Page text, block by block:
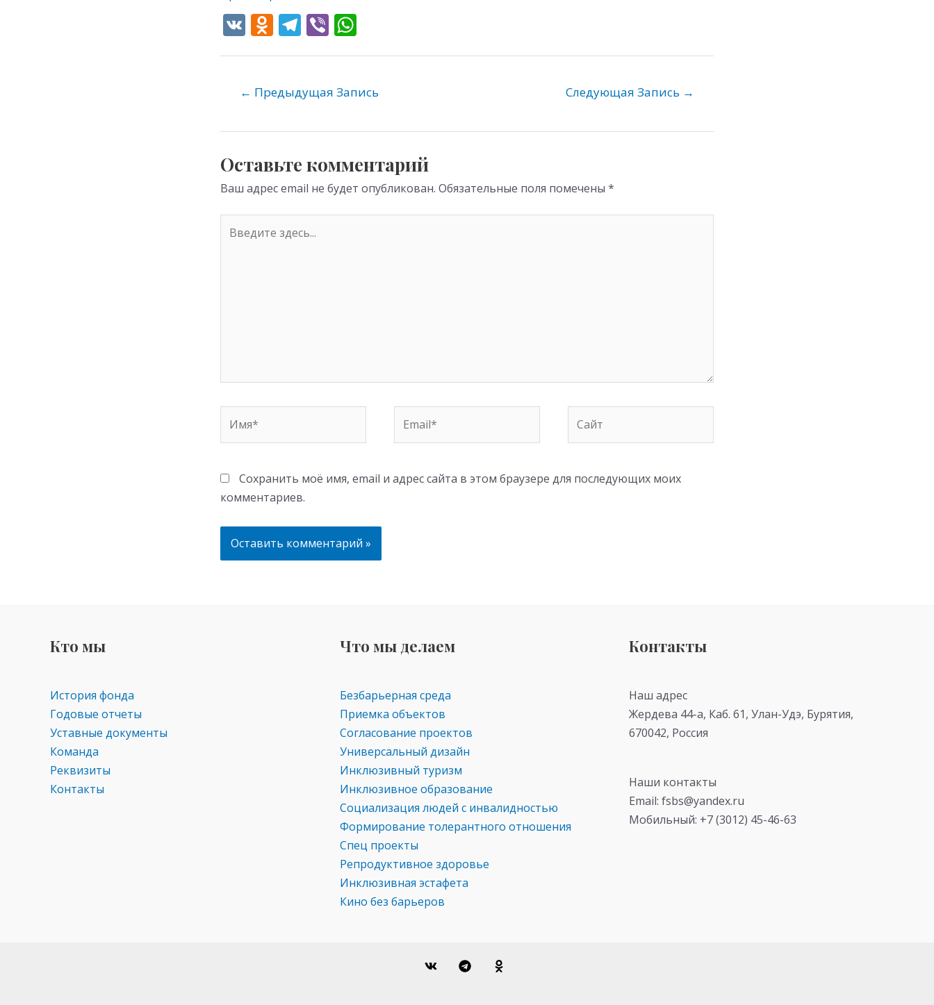
V O
o
as
s
ni
ki
T
gr
m
Vi
s
p
p
← Предыдущая Запись Следующая Запись →
Оставьте комментарий
Ваш адрес email не будет опубликован. Обязательные поля помечены *
здесь...
Сохранить моё имя, email и адрес сайта в этом браузере для последующих моих
комментариев.
Кто мы
История фонда
Годовые отчеты
Уставные документы
Команда
Реквизиты
Контакты
Что мы делаем
Безбарьерная среда
Приемка объектов
Согласование проектов
Универсальный дизайн
Инклюзивный туризм
Инклюзивное образование
Социализация людей с инвалидностью
Формирование толерантного отношения
Спец проекты
Репродуктивное здоровье
Инклюзивная эстафета
Кино без барьеров
Контакты
Наш адрес
Жердева 44-а, Каб. 61, Улан-Удэ, Бурятия,
670042, Россия
Наши контакты
Email: fsbs@yandex.ru
Мобильный: +7 (3012) 45-46-63